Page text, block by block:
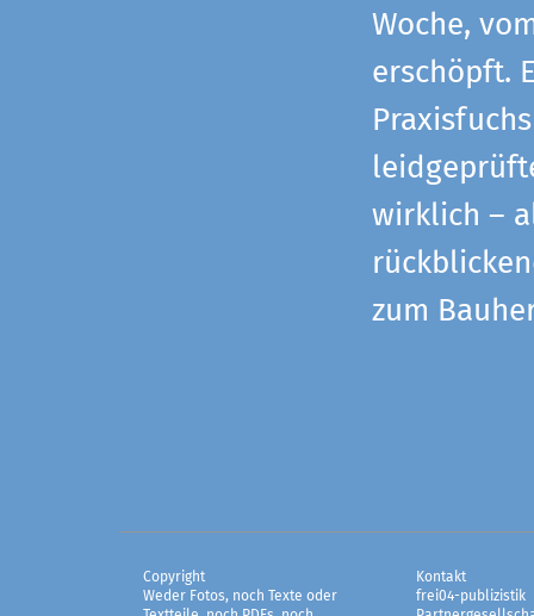
Woche,
erschöpft.
wirklich –
zum
Copyright
Weder Fotos, noch Texte oder
Kontakt
frei04-publizistik